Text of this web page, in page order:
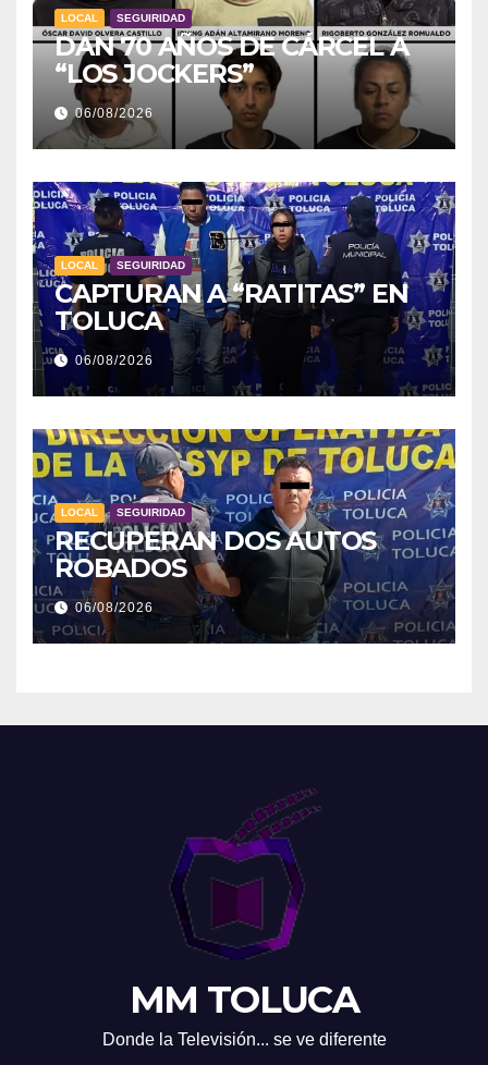
LOCAL SEGUIRIDAD
DAN 70 AÑOS DE CÁRCEL A
“LOS JOCKERS”
06/08/2026
LOCAL SEGUIRIDAD
CAPTURAN A “RATITAS” EN
TOLUCA
06/08/2026
LOCAL SEGUIRIDAD
RECUPERAN DOS AUTOS
ROBADOS
06/08/2026
MM TOLUCA
Donde la Televisión... se ve diferente